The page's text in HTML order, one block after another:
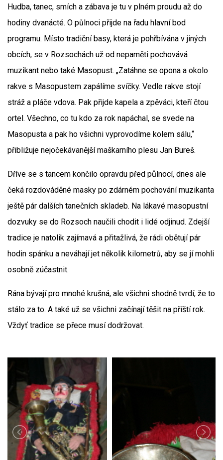
Hudba, tanec, smích a zábava je tu v plném proudu až do
hodiny dvanácté. O půlnoci přijde na řadu hlavní bod
programu. Místo tradiční basy, která je pohřbívána v jiných
obcích, se v Rozsochách už od nepaměti pochovává
muzikant nebo také Masopust. „Zatáhne se opona a okolo
rakve s Masopustem zapálíme svíčky. Vedle rakve stojí
stráž a pláče vdova. Pak přijde kapela a zpěváci, kteří čtou
ortel. Všechno, co tu kdo za rok napáchal, se svede na
Masopusta a pak ho všichni vyprovodíme kolem sálu,“
přibližuje nejočekávanější maškarního plesu Jan Bureš.
Dříve se s tancem končilo opravdu před půlnocí, dnes ale
čeká rozdováděné masky po zdárném pochování muzikanta
ještě pár dalších tanečních skladeb. Na lákavé masopustní
dozvuky se do Rozsoch naučili chodit i lidé odjinud. Zdejší
tradice je natolik zajímavá a přitažlivá, že rádi obětují pár
hodin spánku a neváhají jet několik kilometrů, aby se jí mohli
osobně zúčastnit.
Rána bývají pro mnohé krušná, ale všichni shodně tvrdí, že to
stálo za to. A také už se všichni začínají těšit na příští rok.
Vždyť tradice se přece musí dodržovat.